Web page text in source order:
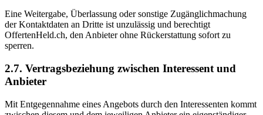
Eine Weitergabe, Überlassung oder sonstige Zugänglichmachung
der Kontaktdaten an Dritte ist unzulässig und berechtigt
OffertenHeld.ch, den Anbieter ohne Rückerstattung sofort zu
sperren.
2.7. Vertragsbeziehung zwischen Interessent und
Anbieter
Mit Entgegennahme eines Angebots durch den Interessenten kommt